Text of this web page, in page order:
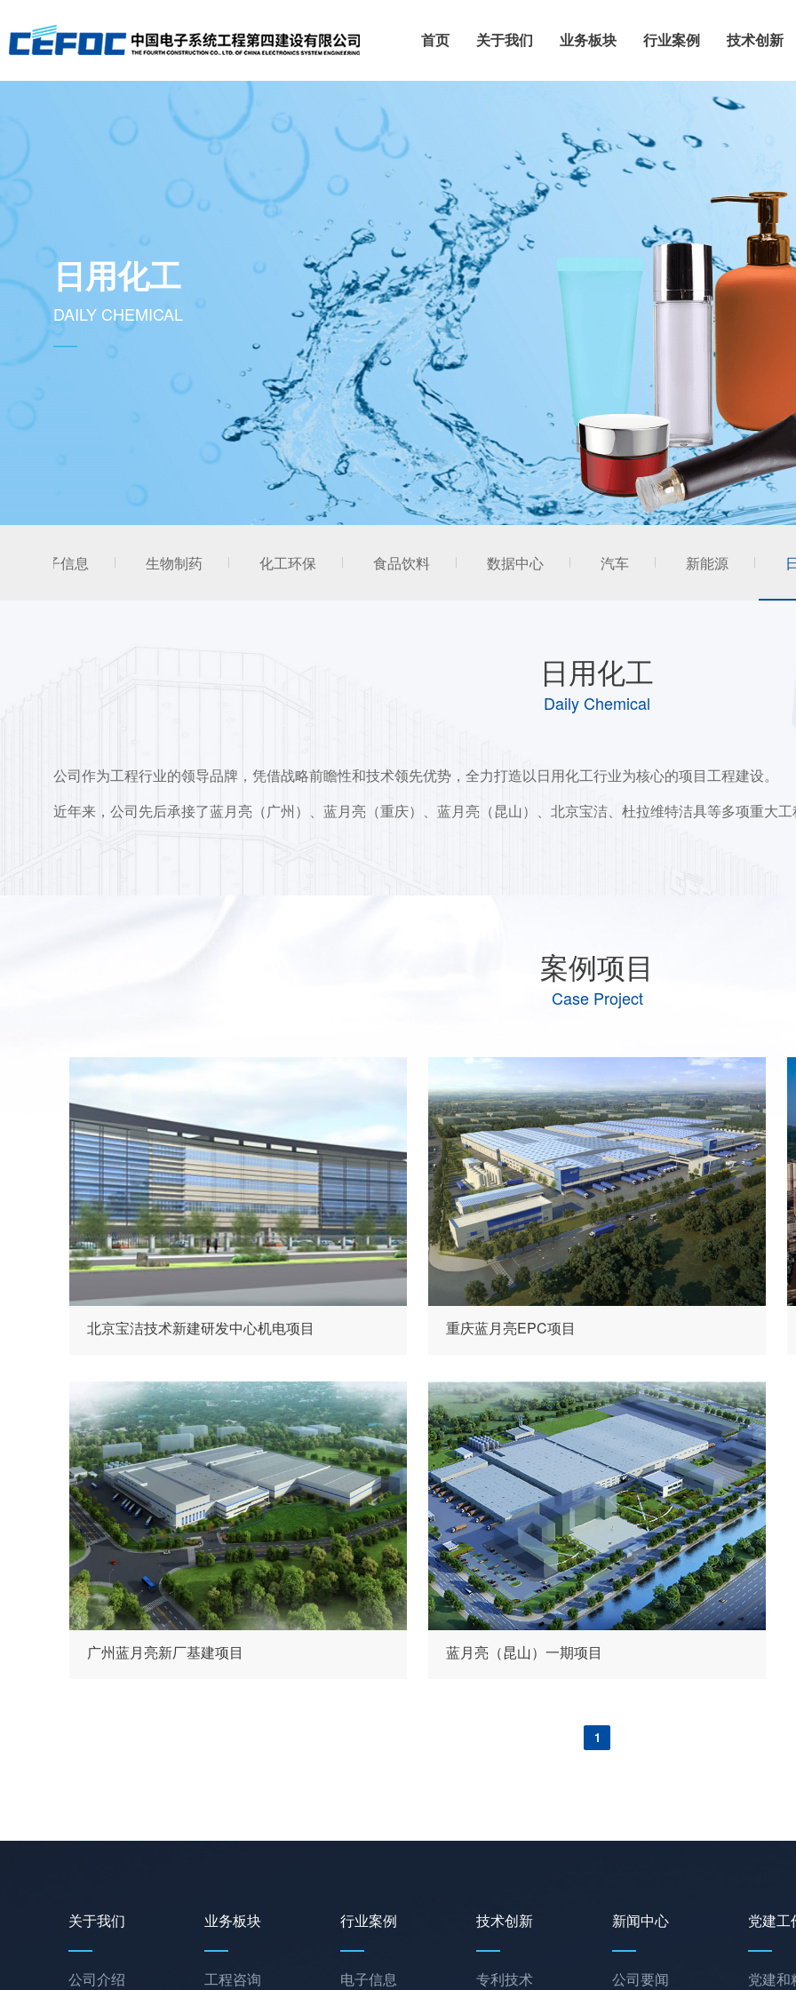
首页 关于我们 业务板块 行业案例 技术创新
日用化工
DAILY CHEMICAL
电子信息 生物制药 化工环保 食品饮料 数据中心 汽车 新能源
日用化工
Daily Chemical
公司作为工程行业的领导品牌，凭借战略前瞻性和技术领先优势，全力打造以日用化工行业为核心的项目工程建设。
近年来，公司先后承接了蓝月亮（广州）、蓝月亮（重庆）、蓝月亮（昆山）、北京宝洁、杜拉维特洁具等多项重大
案例项目
Case Project
北京宝洁技术新建研发中心机电项目 重庆蓝月亮EPC项目
广州蓝月亮新厂基建项目 蓝月亮（昆山）一期项目
1
关于我们
公司介绍
业务板块
工程咨询
行业案例
电子信息
技术创新
专利技术
新闻中心
公司要闻
党建工
党建和